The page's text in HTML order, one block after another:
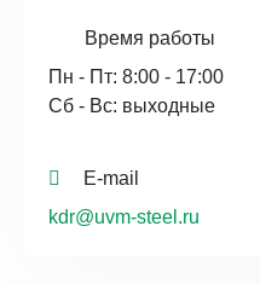
Время работы
Пн - Пт: 8:00 - 17:00
Сб - Вс: выходные
E-mail
kdr@uvm-steel.ru